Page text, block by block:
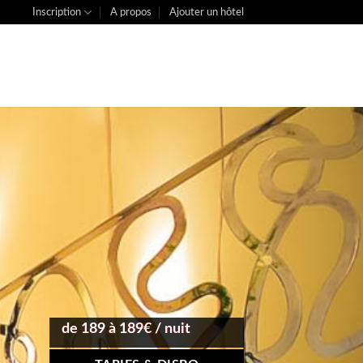
Inscription A propos Ajouter un hôtel
de 189 à 189€ / nuit